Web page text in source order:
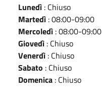
Lunedì : Chiuso
Martedì : 08:00-09:00
Mercoledì : 08:00-09:00
Giovedì : Chiuso
Venerdì : Chiuso
Sabato : Chiuso
Domenica : Chiuso